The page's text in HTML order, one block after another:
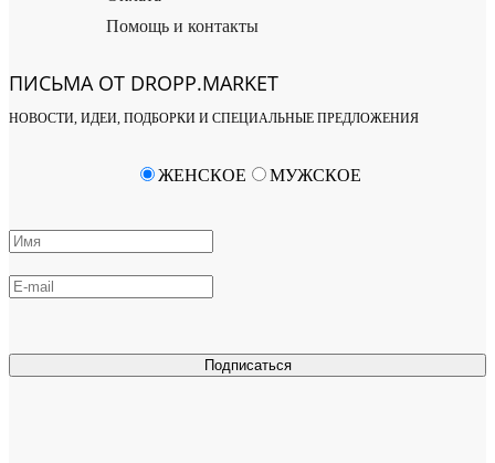
Помощь и контакты
ПИСЬМА ОТ DROPP.MARKET
НОВОСТИ, ИДЕИ, ПОДБОРКИ И СПЕЦИАЛЬНЫЕ ПРЕДЛОЖЕНИЯ
Подписаться
ЖЕНСКОЕ МУЖСКОЕ